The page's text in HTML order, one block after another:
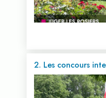
Voir
2. Les concours